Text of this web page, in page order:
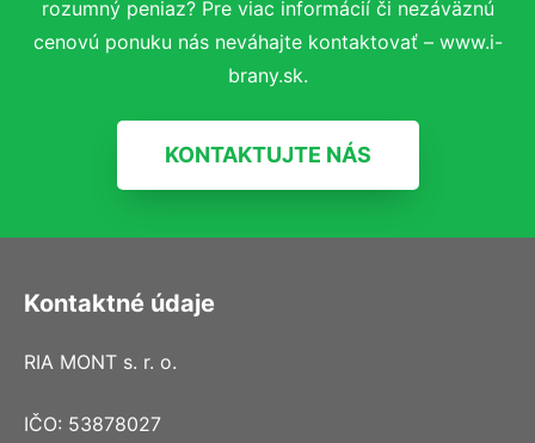
rozumný peniaz? Pre viac informácií či nezáväznú
cenovú ponuku nás neváhajte kontaktovať – www.i-
brany.sk.
KONTAKTUJTE NÁS
Kontaktné údaje
RIA MONT s. r. o.
IČO: 53878027